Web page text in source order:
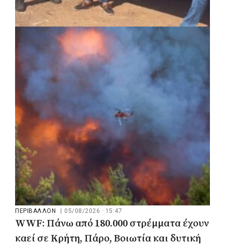
05/08/2026 · 16:05
ΣΠΑΠ: Νέα οχήματα πυροπροστασίας σε
Γαλάτσι, Μαρούσι και Λυκόβρυση –
Πεύκη
ΠΕΡΙΒΑΛΛΟΝ 05/08/2026 · 15:47
WWF: Πάνω από 180.000 στρέμματα έχουν
καεί σε Κρήτη, Πάρο, Βοιωτία και δυτική